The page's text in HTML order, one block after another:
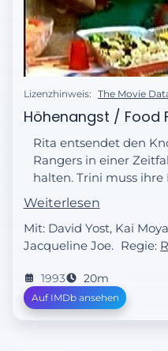
Lizenzhinweis: The Movie
Höhenangst / Food
Rita entsendet den
Rangers in einer
halten. Trini muss ihre
überwinden um Billy
Weiterlesen
Mit: David Yost, Kai
Jacqueline Joe. Regie:
1993 20m
Auf IMDb ansehen